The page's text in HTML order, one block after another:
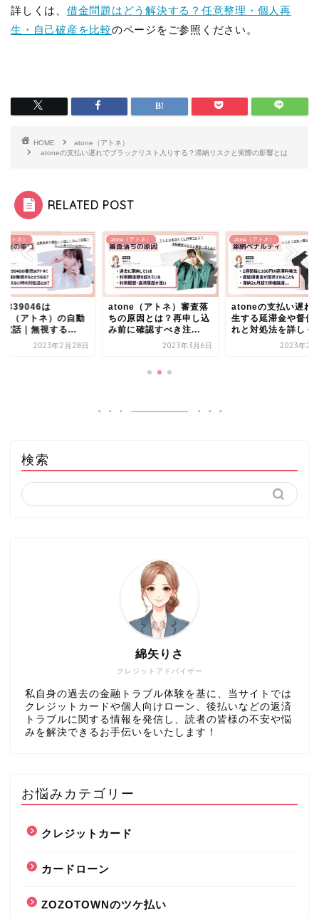
詳しくは、 借金問題はどう解決する？任意整理・個人再
生・自己破産を比較のページをご参照ください。
HOME
atone（アトネ）
atoneの支払い遅れでブラックリスト入りする？滞納リスクと実際の影響とは
RELATED POST
アトネ）
は
（アトネ）の自動
電話｜無視する...
2023年2月28日
atone（アトネ）
atone（アトネ）審査落
ちの原因とは？再申し込
み前に確認すべき注...
2023年3月6日
atone（アトネ）
atoneの支払い遅れ
生する延滞金や督促
れと対処法を詳しく
2023年2
検索
クレジットアドバイザー
綿矢りさ
私自身の過去の金融トラブル体験を基に、当サイトでは
クレジットカードや個人向けローン、後払いなどの返済
トラブルに関する情報を発信し、読者の皆様の不安や悩
みを解決できるお手伝いをいたします！
お悩みカテゴリー
クレジットカード
カードローン
ZOZOTOWNのツケ払い